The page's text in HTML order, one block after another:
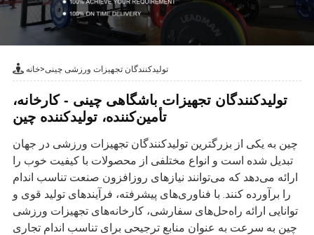
خانه>تولیدکنندگان تجهیزات ورزشی چینی
تولیدکنندگان تجهیزات باشگاهی چینی - کارخانه،
تأمین‌کننده، تولیدکننده چین
چین به یکی از بزرگترین تولیدکنندگان تجهیزات ورزشی در جهان
تبدیل شده است و انواع مختلفی از محصولات با کیفیت خوب را
ارائه می‌دهد که می‌توانند نیازهای روزافزون صنعت تناسب اندام
را برآورده کنند. با فناوری‌های پیشرفته، فرآیندهای تولید قوی و
توانایی ارائه راه‌حل‌های سفارشی، کارخانه‌های تجهیزات ورزشی
چین به سرعت به عنوان منابع ترجیحی برای تناسب اندام تجاری